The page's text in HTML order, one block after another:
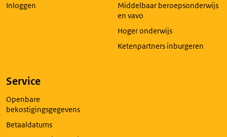
Inloggen
Middelbaar beroepsonderwijs
en vavo
Hoger onderwijs
Ketenpartners inburgeren
Service
Openbare
bekostigingsgegevens
Betaaldatums